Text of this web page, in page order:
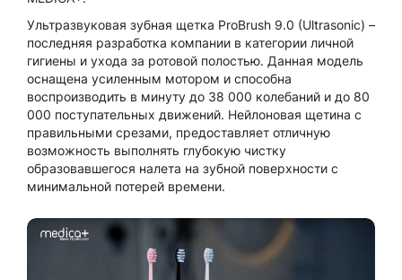
Ультразвуковая зубная щетка ProBrush 9.0 (Ultrasonic) –
последняя разработка компании в категории личной
гигиены и ухода за ротовой полостью. Данная модель
оснащена усиленным мотором и способна
воспроизводить в минуту до 38 000 колебаний и до 80
000 поступательных движений. Нейлоновая щетина с
правильными срезами, предоставляет отличную
возможность выполнять глубокую чистку
образовавшегося налета на зубной поверхности с
минимальной потерей времени.